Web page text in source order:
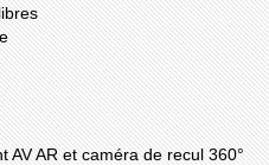
AV AR et caméra de recul 360°